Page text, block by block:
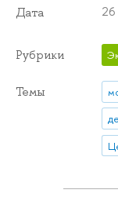
Дата
Рубрики
Темы